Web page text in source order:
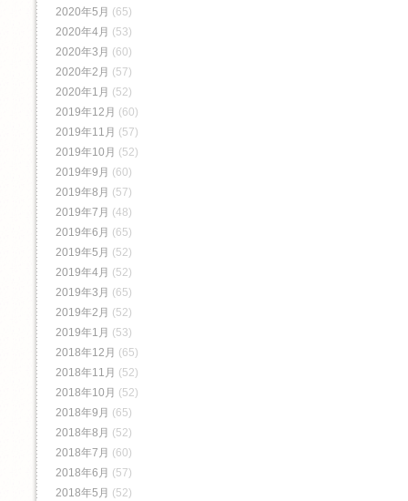
2020年5月 (65)
2020年4月 (53)
2020年3月 (60)
2020年2月 (57)
2020年1月 (52)
2019年12月 (60)
2019年11月 (57)
2019年10月 (52)
2019年9月 (60)
2019年8月 (57)
2019年7月 (48)
2019年6月 (65)
2019年5月 (52)
2019年4月 (52)
2019年3月 (65)
2019年2月 (52)
2019年1月 (53)
2018年12月 (65)
2018年11月 (52)
2018年10月 (52)
2018年9月 (65)
2018年8月 (52)
2018年7月 (60)
2018年6月 (57)
2018年5月 (52)